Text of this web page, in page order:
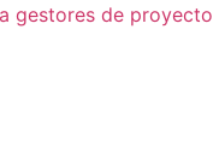
gestores de proyecto